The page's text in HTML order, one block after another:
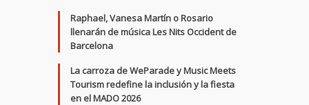
Raphael, Vanesa Martín o Rosario
llenarán de música Les Nits Occident de
Barcelona
La carroza de WeParade y Music Meets
Tourism redefine la inclusión y la fiesta
en el MADO 2026